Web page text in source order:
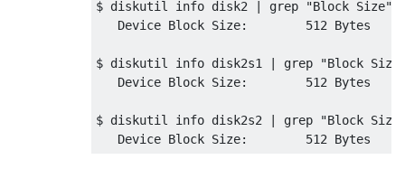
$ diskutil info disk2 | grep "Block Size"
   Device Block Size:        512 Bytes
$ diskutil info disk2s1 | grep "Block
   Device Block Size:        512 Bytes
$ diskutil info disk2s2 | grep "Block